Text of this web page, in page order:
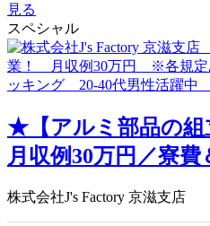
見る
スペシャル
★【アルミ部品の組
月収例30万円／寮
株式会社J's Factory 京滋支店